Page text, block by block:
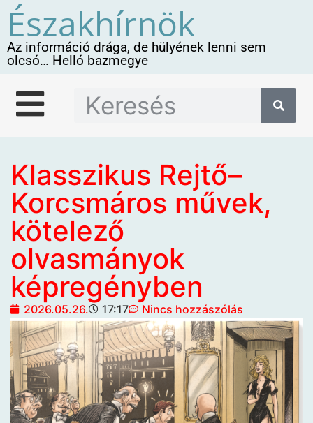
Északhírnök
Az információ drága, de hülyének lenni sem
olcsó… Helló bazmegye
Klasszikus Rejtő–
Korcsmáros művek,
kötelező
olvasmányok
képregényben
2026.05.26. 17:17 Nincs hozzászólás